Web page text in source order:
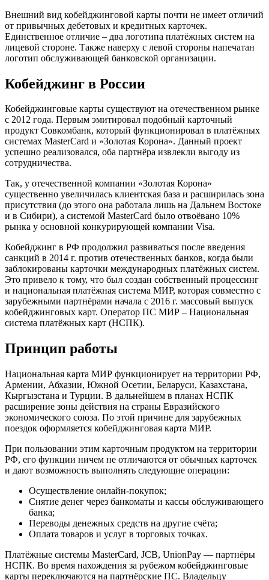
Внешний вид кобейджинговой карты почти не имеет отличий
от привычных дебетовых и кредитных карточек.
Единственное отличие – два логотипа платёжных систем на
лицевой стороне. Также наверху с левой стороны напечатан
логотип обслуживающей банковской организации.
Кобейджинг в России
Кобейджинговые карты существуют на отечественном рынке
с 2012 года. Первым эмитировал подобный карточный
продукт Совкомбанк, который функционировал в платёжных
системах MasterCard и «Золотая Корона». Данный проект
успешно реализовался, оба партнёра извлекли выгоду из
сотрудничества.
Так, у отечественной компании «Золотая Корона»
существенно увеличилась клиентская база и расширилась зона
присутствия (до этого она работала лишь на Дальнем Востоке
и в Сибири), а системой MasterCard было отвоёвано 10%
рынка у основной конкурирующей компании Visa.
Кобейджинг в РФ продолжил развиваться после введения
санкций в 2014 г. против отечественных банков, когда были
заблокированы карточки международных платёжных систем.
Это привело к тому, что был создан собственный процессинг
и национальная платёжная система МИР, которая совместно с
зарубежными партнёрами начала с 2016 г. массовый выпуск
кобейджинговых карт. Оператор ПС МИР – Национальная
система платёжных карт (НСПК).
Принцип работы
Национальная карта МИР функционирует на территории РФ,
Армении, Абхазии, Южной Осетии, Беларуси, Казахстана,
Кыргызстана и Турции. В дальнейшем в планах НСПК
расширение зоны действия на страны Евразийского
экономического союза. По этой причине для зарубежных
поездок оформляется кобейджинговая карта МИР.
При пользовании этим карточным продуктом на территории
РФ, его функции ничем не отличаются от обычных карточек
и дают возможность выполнять следующие операции:
Осуществление онлайн-покупок;
Снятие денег через банкоматы и кассы обслуживающего
банка;
Переводы денежных средств на другие счёта;
Оплата товаров и услуг в торговых точках.
Платёжные системы MasterCard, JCB, UnionPay — партнёры
НСПК. Во время нахождения за рубежом кобейджинговые
карты переключаются на партнёрские ПС. Владельцу